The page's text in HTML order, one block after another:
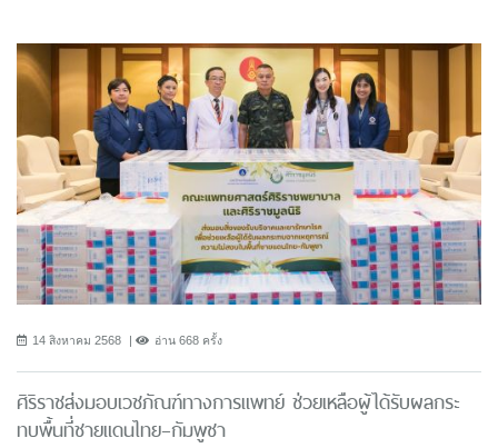
14 สิงหาคม 2568 อ่าน 668 ครั้ง
ศิริราชส่งมอบเวชภัณฑ์ทางการแพทย์ ช่วยเหลือผู้ได้รับผลกระ
ทบพื้นที่ชายแดนไทย–กัมพูชา